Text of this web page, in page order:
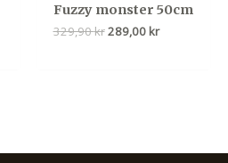
Fuzzy monster 50cm
329,90krDet
289,00 krDet